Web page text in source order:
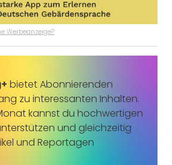
Werbeanzeige?
bietet Abonnierenden
zu interessanten Inhalten.
kannst du hochwertigen
und gleichzeitig
und Reportagen